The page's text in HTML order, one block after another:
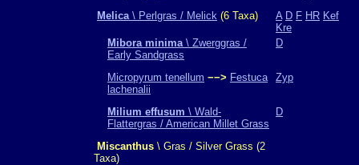
Melica\ Perlgras / Melick (6 Taxa) A D F HR Kef
Kre
Mibora minima\ Zwerggras /
Early Sandgrass
D
Micropyrum tenellum −−> Festuca
lachenalii
Zyp
Milium effusum \ Wald-
Flattergras / American Millet Grass
D
Miscanthus \ Gras / Silver Grass (2
Taxa)